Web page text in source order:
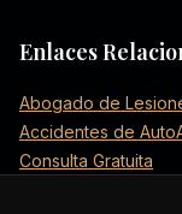
Enlaces
Abogado de
Accidentes de Auto
Consulta Gratuita